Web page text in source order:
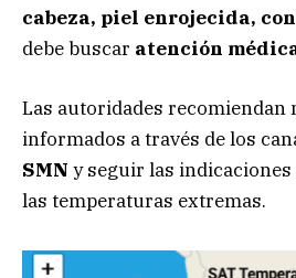
cabeza, piel enrojecida,
debe buscar atención
Las autoridades recomiendan
informados a través de los
SMN y seguir las
las temperaturas extremas.